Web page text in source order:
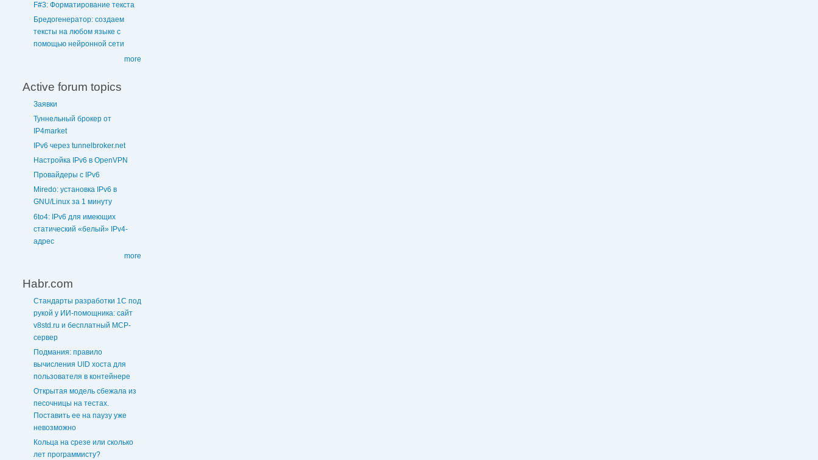
F#3: Форматирование текста
Бредогенератор: создаем
тексты на любом языке с
помощью нейронной сети
more
Active forum topics
Заявки
Туннельный брокер от
IP4market
IPv6 через tunnelbroker.net
Настройка IPv6 в OpenVPN
Провайдеры с IPv6
Miredo: установка IPv6 в
GNU/Linux за 1 минуту
6to4: IPv6 для имеющих
статический «белый» IPv4-
адрес
more
Habr.com
Стандарты разработки 1С под
рукой у ИИ-помощника: сайт
v8std.ru и бесплатный MCP-
сервер
Подмания: правило
вычисления UID хоста для
пользователя в контейнере
Открытая модель сбежала из
песочницы на тестах.
Поставить ее на паузу уже
невозможно
Кольца на срезе или сколько
лет программисту?